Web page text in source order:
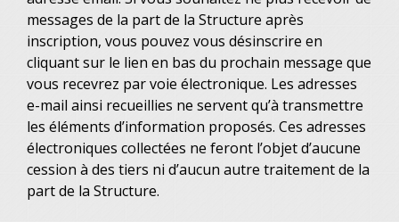
messages de la part de la Structure après
inscription, vous pouvez vous désinscrire en
cliquant sur le lien en bas du prochain message que
vous recevrez par voie électronique. Les adresses
e-mail ainsi recueillies ne servent qu’à transmettre
les éléments d’information proposés. Ces adresses
électroniques collectées ne feront l’objet d’aucune
cession à des tiers ni d’aucun autre traitement de la
part de la Structure.